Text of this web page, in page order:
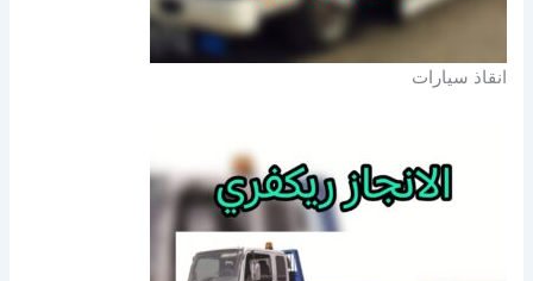
انقاذ سيارات